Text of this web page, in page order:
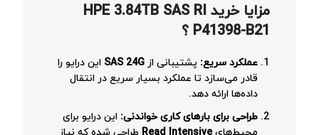
مزایا خرید HPE 3.84TB SAS RI
P41398-B21 ؟
عملکرد سریع: پشتیبانی از SAS 24G این درایو را
قادر می‌سازد تا عملکرد بسیار سریع در انتقال
داده‌ها ارائه دهد.
طراحی برای بارهای کاری خواندنی: این درایو برای
محیط‌هایRead Intensive طراحی شده که نیاز